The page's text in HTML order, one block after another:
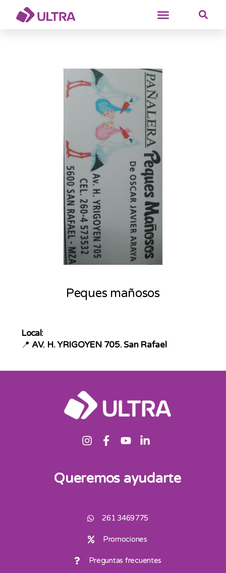
Peques mañosos
Local:
📍 AV. H. YRIGOYEN 705. San Rafael
Queremos ayudarte
261 3469775
Promociones
Preguntas frecuentes